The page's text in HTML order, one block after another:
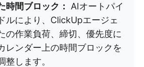
時間ブロック：
AIオートパイ
ルにより、ClickUpエージェ
の作業負荷、締切、優先度に
レンダー上の時間ブロックを
整します。